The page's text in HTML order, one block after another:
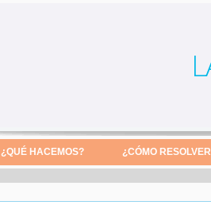
¿QUÉ HACEMOS? ¿CÓMO